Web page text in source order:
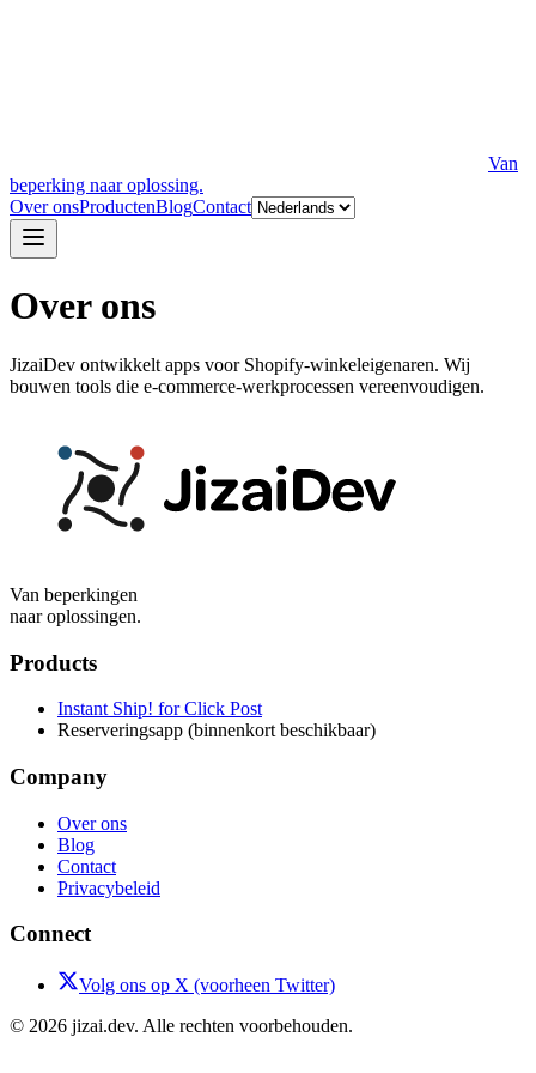
Van
beperking naar oplossing.
Over onsProductenBlogContact
Over ons
JizaiDev ontwikkelt apps voor Shopify-winkeleigenaren. Wij
bouwen tools die e-commerce-werkprocessen vereenvoudigen.
Van beperkingen
naar oplossingen.
Products
Instant Ship! for Click Post
Reserveringsapp (binnenkort beschikbaar)
Company
Over ons
Blog
Contact
Privacybeleid
Connect
Volg ons op X (voorheen Twitter)
© 2026 jizai.dev. Alle rechten voorbehouden.